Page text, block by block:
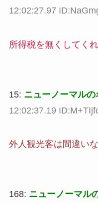
12:02:27.97
所得税を無くしてく
15: ニューノーマル
12:02:37.19
外人観光客は間違い
168: ニューノーマル